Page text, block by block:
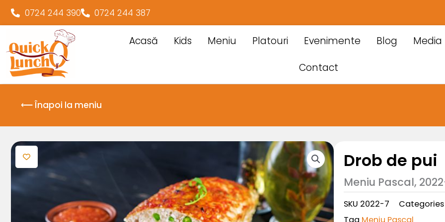
0724 244 390 0724 244 387
Acasă Kids Meniu Platouri Evenimente Blog Media
Contact
⟵ Înapoi la meniu
Drob de pui
Meniu Pascal,
SKU 2022-7 Categories